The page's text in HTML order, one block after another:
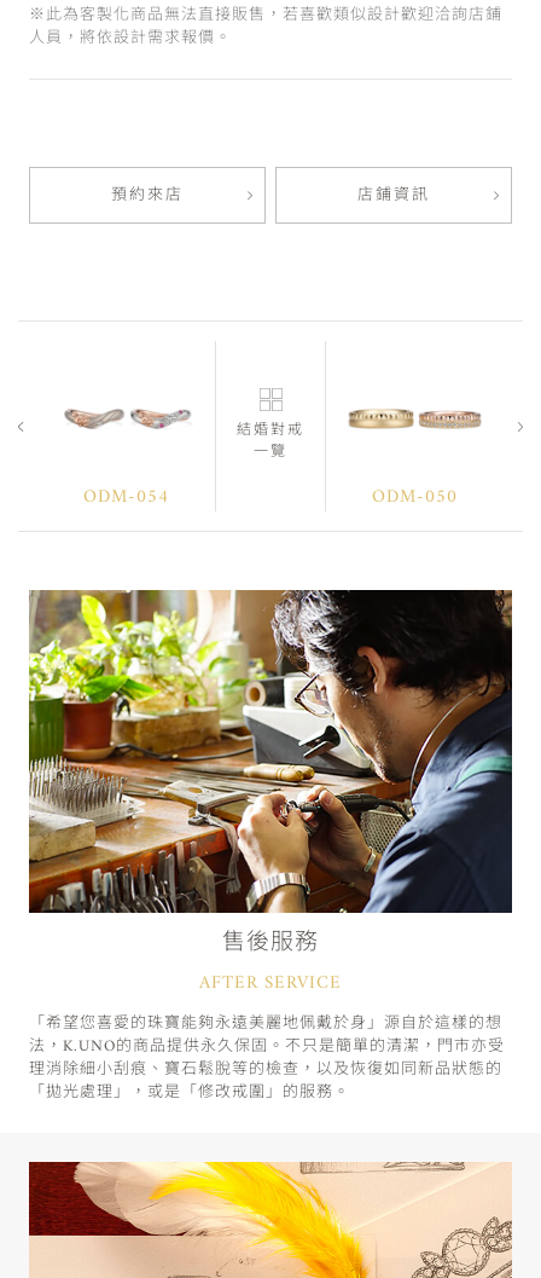
※此為客製化商品無法直接販售，若喜歡類似設計歡迎洽詢店鋪
人員，將依設計需求報價。
預約來店 店鋪資訊
ODM-054
結婚對戒
一覽
ODM-050
售後服務
AFTER SERVICE
「希望您喜愛的珠寶能夠永遠美麗地佩戴於身」源自於這樣的想
法，K.UNO的商品提供永久保固。不只是簡單的清潔，門市亦受
理消除細小刮痕、寶石鬆脫等的檢查，以及恢復如同新品狀態的
「拋光處理」，或是「修改戒圍」的服務。